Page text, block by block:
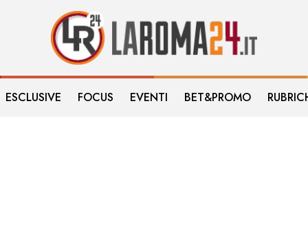
ESCLUSIVE FOCUS EVENTI BET&PROMO